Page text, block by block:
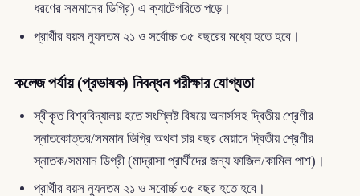
ধরণের সমমানের ডিগ্রি) এ ক্যাটেগরিতে পড়ে।
প্রার্থীর বয়স ন্যুনতম ২১ ও সর্বোচ্চ ৩৫ বছরের মধ্যে হতে হবে।
কলেজ পর্যায় (প্রভাষক) নিবন্ধন পরীক্ষার যোগ্যতা
স্বীকৃত বিশ্ববিদ্যালয় হতে সংশ্লিষ্ট বিষয়ে অনার্সসহ দ্বিতীয় শ্রেণীর
স্নাতকোত্তর/সমমান ডিগ্রি অথবা চার বছর মেয়াদে দ্বিতীয় শ্রেণীর
স্নাতক/সমমান ডিগ্রী (মাদ্রাসা প্রার্থীদের জন্য ফাজিল/কামিল পাশ)।
প্রার্থীর বয়স ন্যুনতম ২১ ও সবোর্চ্চ ৩৫ বছর হতে হবে।